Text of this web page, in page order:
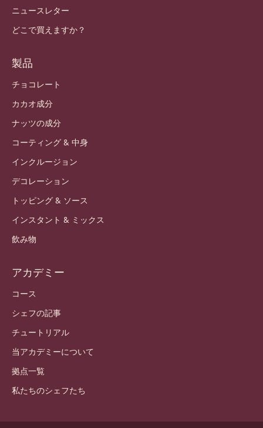
ニュースレター
どこで買えますか？
製品
チョコレート
カカオ成分
ナッツの成分
コーティング & 中身
インクルージョン
デコレーション
トッピング & ソース
インスタント & ミックス
飲み物
アカデミー
コース
シェフの記事
チュートリアル
当アカデミーについて
拠点一覧
私たちのシェフたち